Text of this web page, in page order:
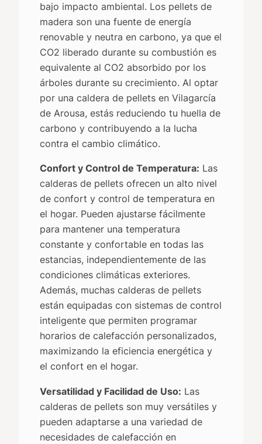
bajo impacto ambiental. Los pellets de
madera son una fuente de energía
renovable y neutra en carbono, ya que el
CO2 liberado durante su combustión es
equivalente al CO2 absorbido por los
árboles durante su crecimiento. Al optar
por una caldera de pellets en Vilagarcía
de Arousa, estás reduciendo tu huella de
carbono y contribuyendo a la lucha
contra el cambio climático.
Confort y Control de Temperatura: Las
calderas de pellets ofrecen un alto nivel
de confort y control de temperatura en
el hogar. Pueden ajustarse fácilmente
para mantener una temperatura
constante y confortable en todas las
estancias, independientemente de las
condiciones climáticas exteriores.
Además, muchas calderas de pellets
están equipadas con sistemas de control
inteligente que permiten programar
horarios de calefacción personalizados,
maximizando la eficiencia energética y
el confort en el hogar.
Versatilidad y Facilidad de Uso: Las
calderas de pellets son muy versátiles y
pueden adaptarse a una variedad de
necesidades de calefacción en